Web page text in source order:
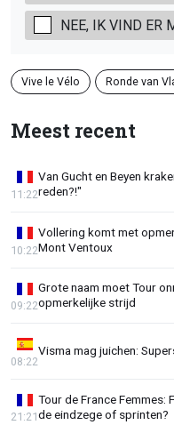
NEE, IK VIND ER
Vive le Vélo Ronde van
Meest recent
Van Gucht en Beyen
reden?!"
11:22
Vollering komt met
Mont Ventoux
10:22
Grote naam moet Tour
opmerkelijke strijd
09:22
Visma mag juichen:
08:22
Tour de France Femmes:
de eindzege of sprinten?
21:21